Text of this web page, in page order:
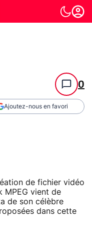
0
Ajoutez-nous en favori
de fichier vidéo
MPEG vient de
de son célèbre
dans cette